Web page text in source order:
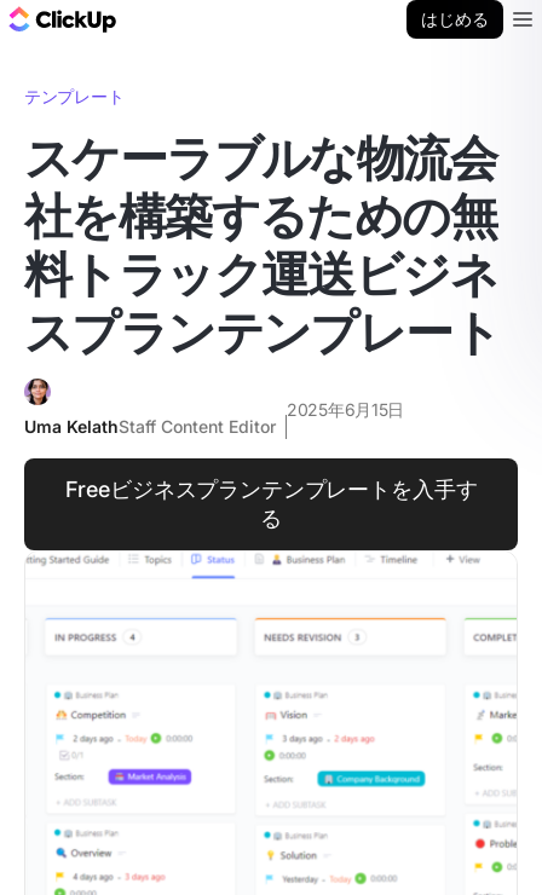
はじめる
テンプレート
スケーラブルな物流会
社を構築するための無
料トラック運送ビジネ
スプランテンプレート
Uma KelathStaff Content Editor
2025年6月15日
Freeビジネスプランテンプレートを入手す
る